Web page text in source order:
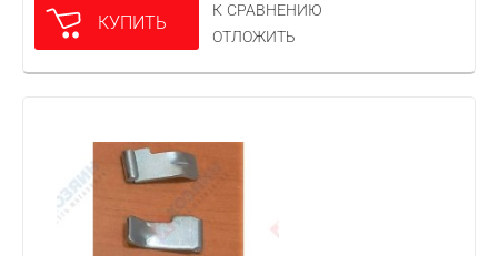
КУПИТЬ
К СРАВНЕНИЮ
ОТЛОЖИТЬ